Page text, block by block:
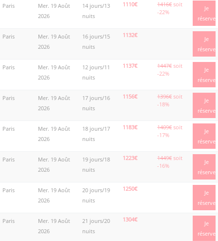
Paris
Mer. 19 Août
2026
14 jours/13
nuits
1110€ 1416€ soit
-22%
Je
réserve
Paris
Mer. 19 Août
2026
16 jours/15
nuits
1132€
Je
réserve
Paris
Mer. 19 Août
2026
12 jours/11
nuits
1137€ 1447€ soit
-22%
Je
réserve
Paris
Mer. 19 Août
2026
17 jours/16
nuits
1156€ 1396€ soit
-18%
Je
réserve
Paris
Mer. 19 Août
2026
18 jours/17
nuits
1183€ 1409€ soit
-17%
Je
réserve
Paris
Mer. 19 Août
2026
19 jours/18
nuits
1223€ 1449€ soit
-16%
Je
réserve
Paris
Mer. 19 Août
2026
20 jours/19
nuits
1250€
Je
réserve
Paris
Mer. 19 Août
2026
21 jours/20
nuits
1304€
Je
réserve